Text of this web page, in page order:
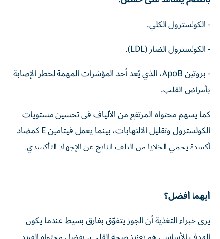
- الكولسترول الكلي.
- الكولسترول الضار (LDL).
- بروتين ApoB، الذي يُعد أحد المؤشرات المهمة لخطر الإصابة
بأمراض القلب.
كما يسهم محتواه المرتفع من الألياف في تحسين مستويات
الكولسترول وتقليل الالتهابات، بينما يعمل فيتامين E كمضاد
أكسدة يحمي الخلايا من التلف الناتج عن الإجهاد التأكسدي.
أيهما أفضل؟
يرى خبراء التغذية أن الجوز يتفوّق بفارق بسيط عندما يكون